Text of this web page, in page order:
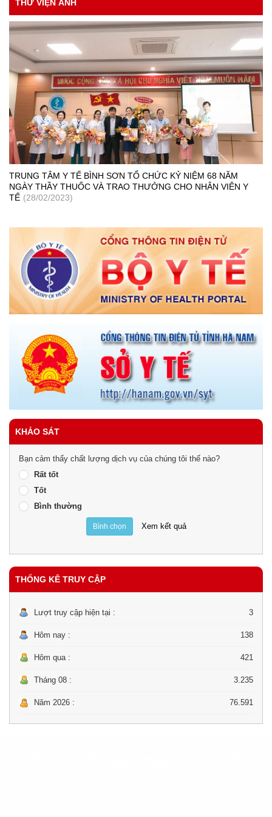
THƯ VIỆN ẢNH
TRUNG TÂM Y TẾ BÌNH SƠN TỔ CHỨC KỶ NIỆM 68 NĂM
NGÀY THẦY THUỐC VÀ TRAO THƯỞNG CHO NHÂN VIÊN Y
TẾ (28/02/2023)
KHẢO SÁT
Bạn cảm thấy chất lượng dịch vụ của chúng tôi thế nào?
Rất tốt
Tốt
Bình thường
Bình chọn Xem kết quả
THỐNG KÊ TRUY CẬP
Lượt truy cập hiện tại : 3
Hôm nay : 138
Hôm qua : 421
Tháng 08 : 3.235
Năm 2026 : 76.591